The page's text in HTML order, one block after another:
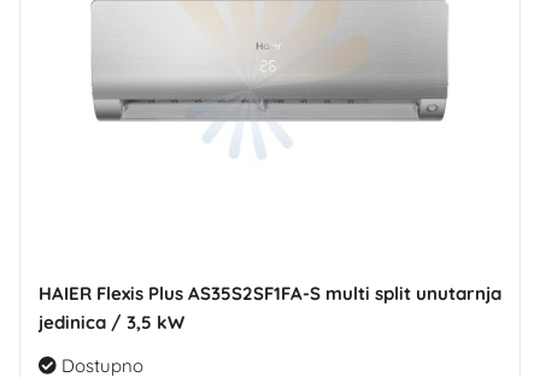
HAIER Flexis Plus AS35S2SF1FA-S multi split unutarnja
jedinica / 3,5 kW
Dostupno